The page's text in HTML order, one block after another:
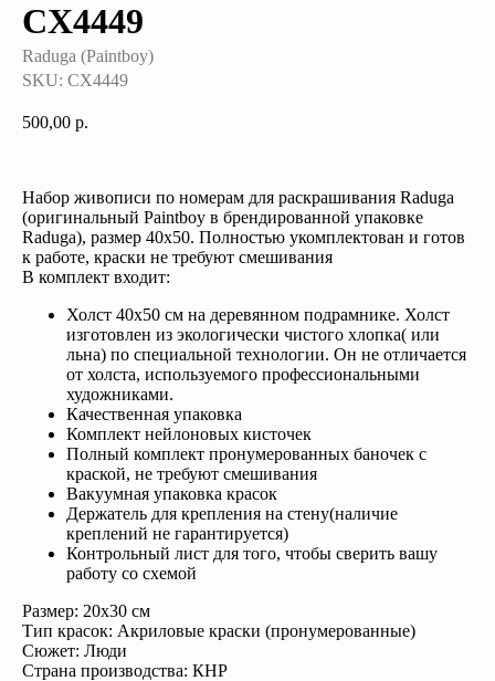
CX4449
Raduga (Paintboy)
SKU: CX4449
500,00 р.
Набор живописи по номерам для раскрашивания Raduga
(оригинальный Paintboy в брендированной упаковке
Raduga), размер 40x50. Полностью укомплектован и готов
к работе, краски не требуют смешивания
В комплект входит:
Холст 40x50 см на деревянном подрамнике. Холст
изготовлен из экологически чистого хлопка( или
льна) по специальной технологии. Он не отличается
от холста, используемого профессиональными
художниками.
Качественная упаковка
Комплект нейлоновых кисточек
Полный комплект пронумерованных баночек с
краской, не требуют смешивания
Вакуумная упаковка красок
Держатель для крепления на стену(наличие
креплений не гарантируется)
Контрольный лист для того, чтобы сверить вашу
работу со схемой
Размер: 20х30 см
Тип красок: Акриловые краски (пронумерованные)
Сюжет: Люди
Страна производства: КНР